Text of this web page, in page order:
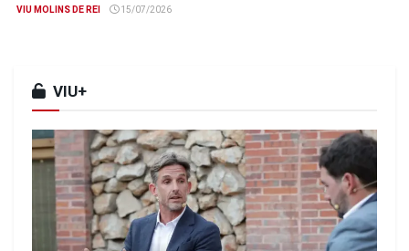
VIU MOLINS DE REI 15/07/2026
VIU+